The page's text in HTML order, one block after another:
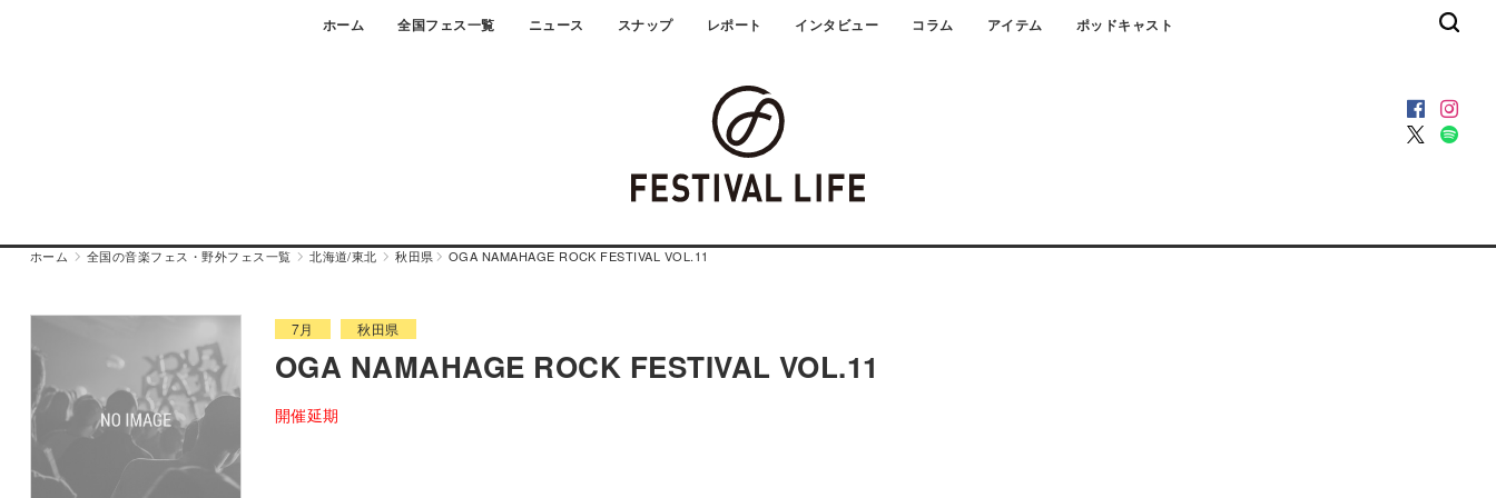
ホーム 全国フェス一覧 ニュース スナップ レポート インタビュー コラム アイテム ポッドキャスト
ホーム 全国の音楽フェス・野外フェス一覧 北海道/東北 秋田県 OGA NAMAHAGE ROCK FESTIVAL VOL.11
7月 秋田県
OGA NAMAHAGE ROCK FESTIVAL VOL.11
開催延期